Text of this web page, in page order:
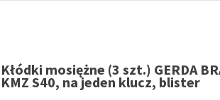
Kłódki mosiężne (3 szt.) GERDA
KMZ S40, na jeden klucz, blister